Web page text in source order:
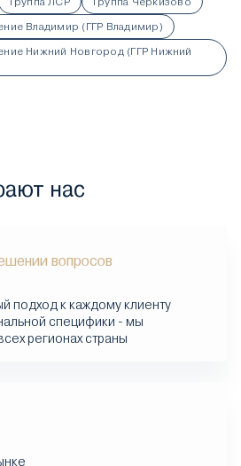
Владимир (ГГР Владимир)
Нижний Новгород (ГГР Нижний
нас
вопросов
подход к каждому клиенту
специфики - мы
регионах страны